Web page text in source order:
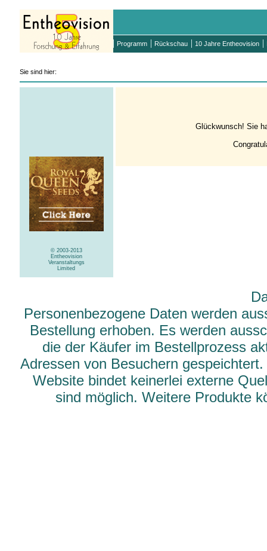
Programm Rückschau 10 Jahre Entheovision
Sie sind hier:
© 2003-2013
Entheovision
Veranstaltungs
Limited
Glückwunsch! Sie
Personenbezogene Daten werden
Bestellung erhoben. Es werden
die der Käufer im Bestellprozess
Adressen von Besuchern
Website bindet keinerlei externe
sind möglich. Weitere Produkte